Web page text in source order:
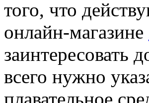
того, что
онлайн-магазине
заинтересовать
всего нужно
плавательное